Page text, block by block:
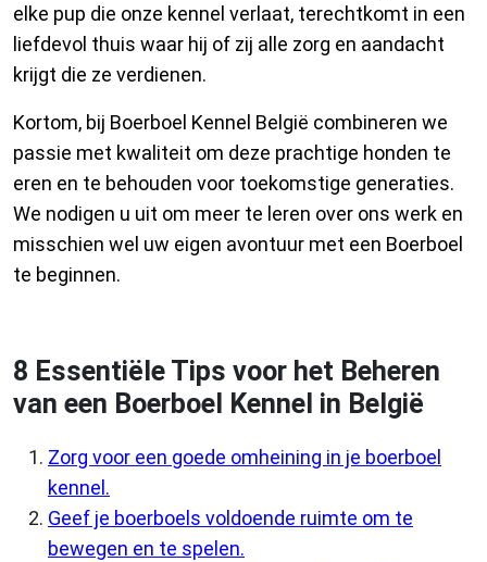
elke pup die onze kennel verlaat, terechtkomt in een
liefdevol thuis waar hij of zij alle zorg en aandacht
krijgt die ze verdienen.
Kortom, bij Boerboel Kennel België combineren we
passie met kwaliteit om deze prachtige honden te
eren en te behouden voor toekomstige generaties.
We nodigen u uit om meer te leren over ons werk en
misschien wel uw eigen avontuur met een Boerboel
te beginnen.
8 Essentiële Tips voor het Beheren
van een Boerboel Kennel in België
Zorg voor een goede omheining in je boerboel
kennel.
Geef je boerboels voldoende ruimte om te
bewegen en te spelen.